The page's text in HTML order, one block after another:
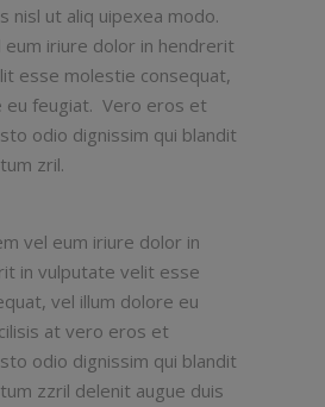
nisl ut aliq uipexea modo.
eum iriure dolor in hendrerit
esse molestie consequat,
eu feugiat. Vero eros et
odio dignissim qui blandit
zril.
vel eum iriure dolor in
in vulputate velit esse
vel illum dolore eu
at vero eros et
odio dignissim qui blandit
zzril delenit augue duis